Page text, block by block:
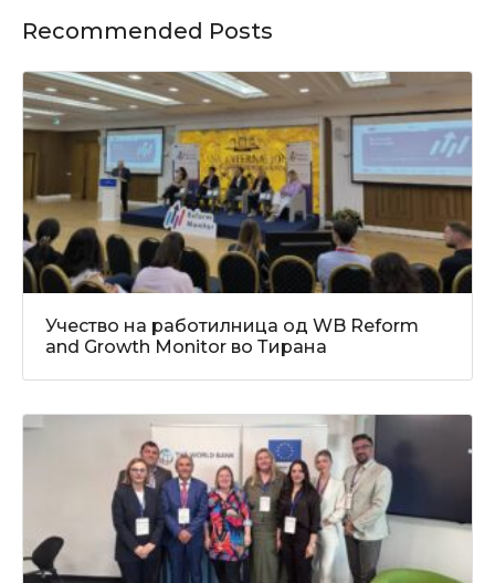
Recommended Posts
Учество на работилница од WB Reform
and Growth Monitor во Тирана